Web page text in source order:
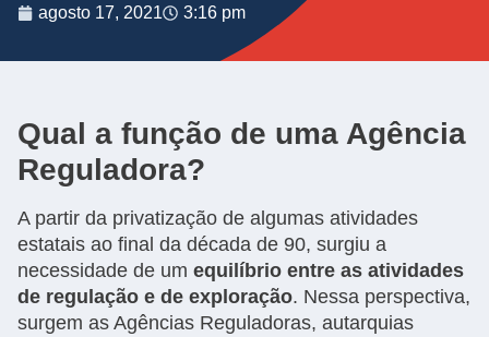
agosto 17, 2021 3:16 pm
Qual a função de uma Agência
Reguladora?
A partir da privatização de algumas atividades
estatais ao final da década de 90, surgiu a
necessidade de um equilíbrio entre as atividades
de regulação e de exploração. Nessa perspectiva,
surgem as Agências Reguladoras, autarquias